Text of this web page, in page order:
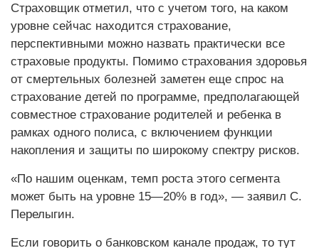
Страховщик отметил, что с учетом того, на каком
уровне сейчас находится страхование,
перспективными можно назвать практически все
страховые продукты. Помимо страхования здоровья
от смертельных болезней заметен еще спрос на
страхование детей по программе, предполагающей
совместное страхование родителей и ребенка в
рамках одного полиса, с включением функции
накоп­ления и защиты по широкому спектру рисков.
«По нашим оценкам, темп рос­та этого сегмента
может быть на уровне 15—20% в год», — заявил С.
Перелыгин.
Если говорить о банковском канале продаж, то тут